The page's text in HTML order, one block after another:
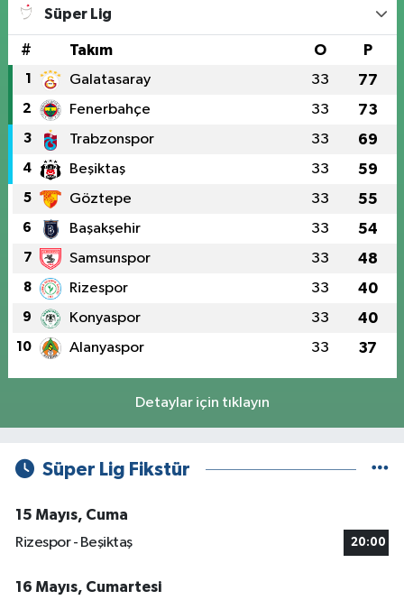
Süper Lig
# Takım O P
1 Galatasaray 33 77
2 Fenerbahçe 33 73
3 Trabzonspor 33 69
4 Beşiktaş 33 59
5 Göztepe 33 55
6 Başakşehir 33 54
7 Samsunspor 33 48
8 Rizespor 33 40
9 Konyaspor 33 40
10 Alanyaspor 33 37
Detaylar için tıklayın
Süper Lig Fikstür
15 Mayıs, Cuma
Rizespor - Beşiktaş
20:00
16 Mayıs, Cumartesi